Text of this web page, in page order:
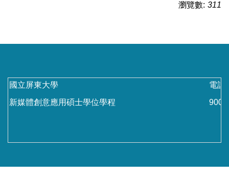
瀏覽數: 311
國立屏東大學
新媒體創意應用碩士學位學程
電話